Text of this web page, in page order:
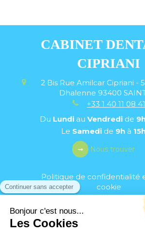
CABINET
CIPRIANI
2 Bis Rue Amilcar Cipriani -
Dhalenne 93400
+33 1 40 11 08 41
Du Lundi au Vendredi de
Le Samedi de 9h à
Nous trouver
Politique de confidentialité
cookie
Conditions Générales
Charte